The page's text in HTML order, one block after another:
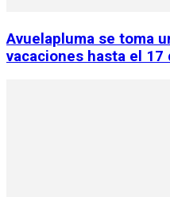
Avuelapluma se toma
vacaciones hasta el 17